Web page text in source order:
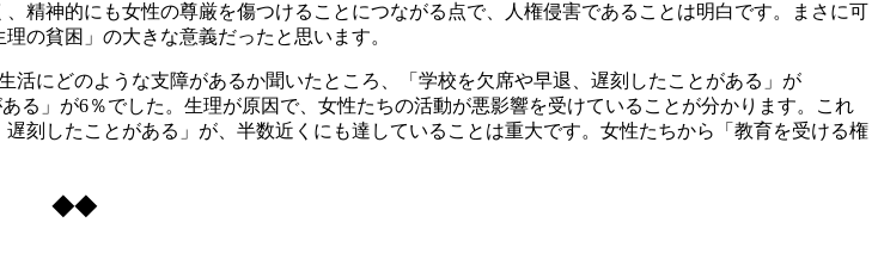
精神的にも女性の尊厳を傷つけることにつながる点で、人権侵害であることは明白です。まさに可
の貧困」の大きな意義だったと思います。
にどのような支障があるか聞いたところ、「学校を欠席や早退、遅刻したことがある」が
る」が6％でした。生理が原因で、女性たちの活動が悪影響を受けていることが分かります。これ
刻したことがある」が、半数近くにも達していることは重大です。女性たちから「教育を受ける権
◆◆